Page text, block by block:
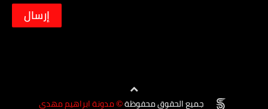
جميع الحقوق محفوظة © مدونة ابراهيم مهدي